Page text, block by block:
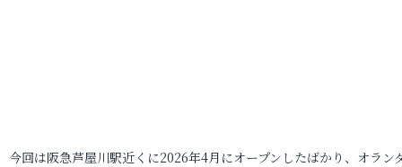
今回は阪急芦屋川駅近くに2026年4月にオープンしたばかり、オラン